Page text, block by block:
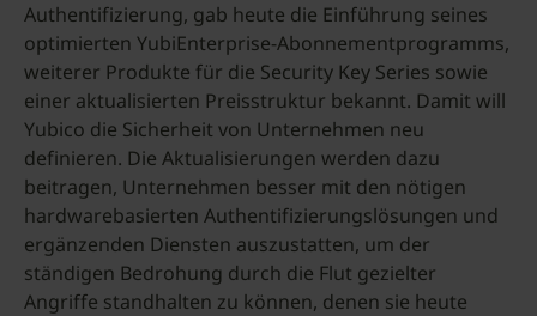
Authentifizierung, gab heute die Einführung seines
optimierten YubiEnterprise-Abonnementprogramms,
weiterer Produkte für die Security Key Series sowie
einer aktualisierten Preisstruktur bekannt. Damit will
Yubico die Sicherheit von Unternehmen neu
definieren. Die Aktualisierungen werden dazu
beitragen, Unternehmen besser mit den nötigen
hardwarebasierten Authentifizierungslösungen und
ergänzenden Diensten auszustatten, um der
ständigen Bedrohung durch die Flut gezielter
Angriffe standhalten zu können, denen sie heute